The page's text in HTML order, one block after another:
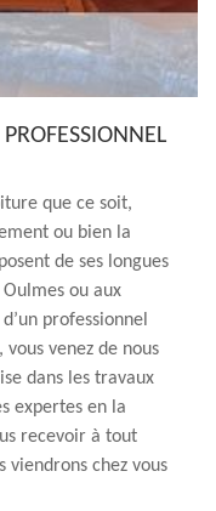
que ce soit,
ou bien la
de ses longues
Oulmes ou aux
professionnel
venez de nous
dans les travaux
expertes en la
recevoir à tout
viendrons chez vous